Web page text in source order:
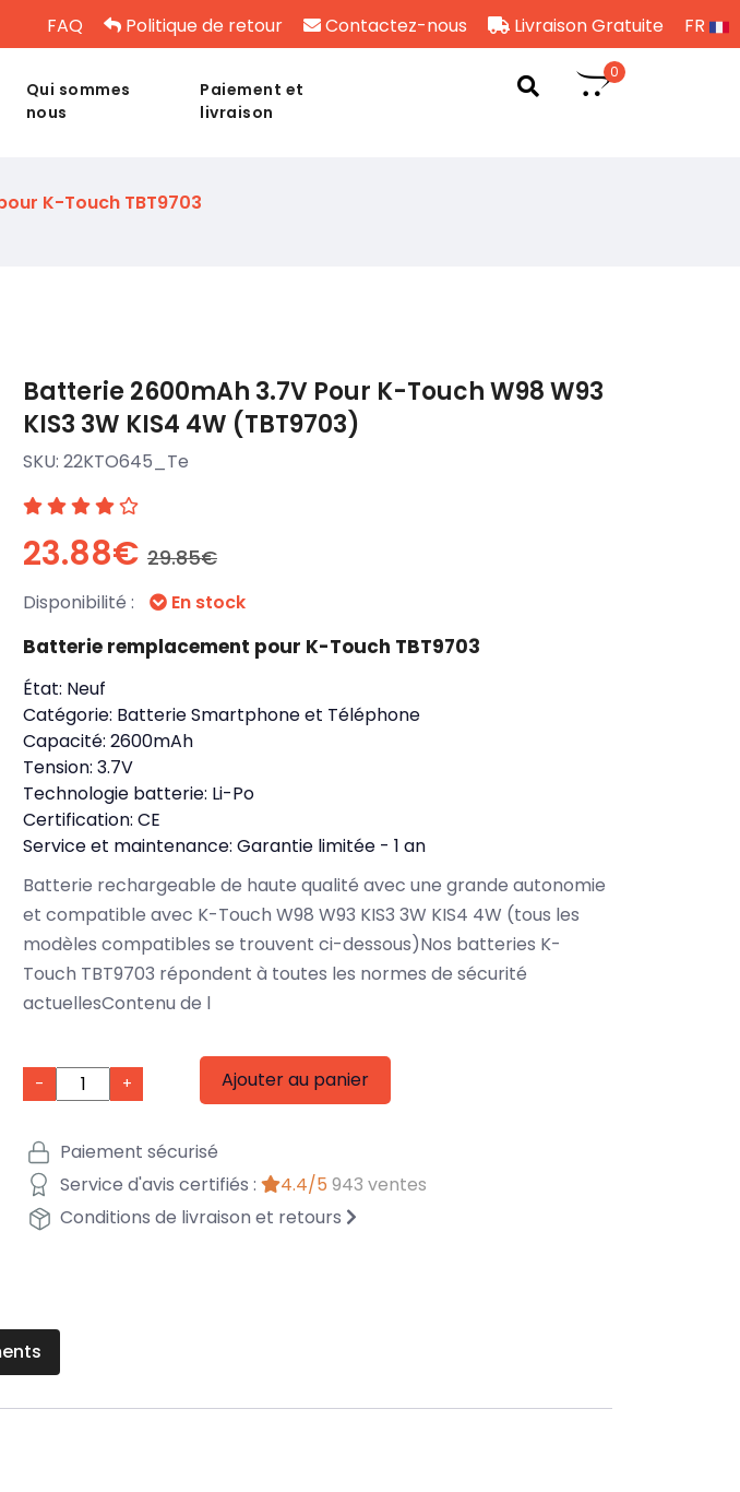
FAQ Politique de retour Contactez-nous Livraison Gratuite FR
Qui sommes
nous
Paiement et
livraison
0
K-Touch TBT9703
Batterie 2600mAh 3.7V Pour K-Touch W98 W93
KIS3 3W KIS4 4W (TBT9703)
SKU: 22KTO645_Te
23.88€ 29.85€
Disponibilité : En stock
Batterie remplacement pour K-Touch TBT9703
État: Neuf
Catégorie: Batterie Smartphone et Téléphone
Capacité: 2600mAh
Tension: 3.7V
Technologie batterie: Li-Po
Certification: CE
Service et maintenance: Garantie limitée - 1 an
Batterie rechargeable de haute qualité avec une grande autonomie
et compatible avec K-Touch W98 W93 KIS3 3W KIS4 4W (tous les
modèles compatibles se trouvent ci-dessous)Nos batteries K-
Touch TBT9703 répondent à toutes les normes de sécurité
actuellesContenu de l
- + Ajouter au panier
Paiement sécurisé
Service d'avis certifiés :
4.4/5 943 ventes
Conditions de livraison et retours